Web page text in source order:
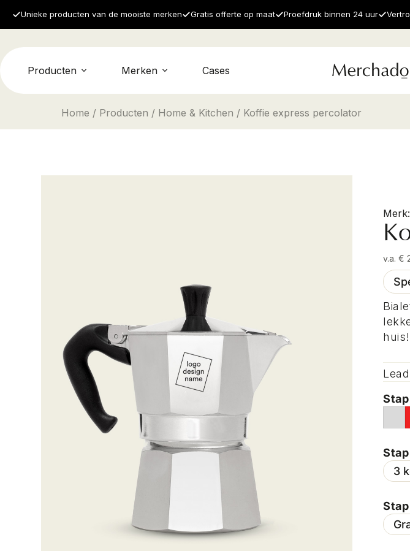
Unieke producten van de mooiste merken Gratis offerte op maat Proefdruk binnen 24 uur
Producten Merken Cases
Home / Producten / Home & Kitchen / Koffie express percolator
v.a. €
Stap
3